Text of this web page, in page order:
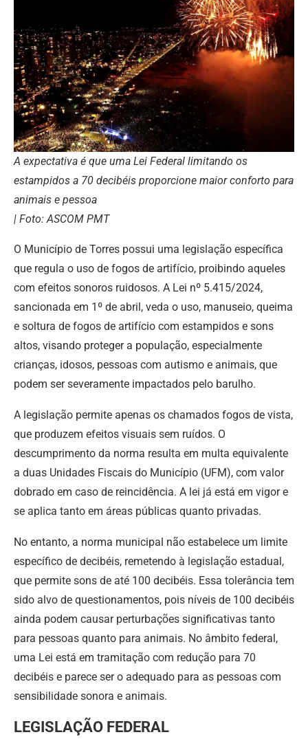
A expectativa é que uma Lei Federal limitando os
estampidos a 70 decibéis proporcione maior conforto para
animais e pessoa
| Foto: ASCOM PMT
O Município de Torres possui uma legislação específica
que regula o uso de fogos de artifício, proibindo aqueles
com efeitos sonoros ruidosos. A Lei nº 5.415/2024,
sancionada em 1º de abril, veda o uso, manuseio, queima
e soltura de fogos de artifício com estampidos e sons
altos, visando proteger a população, especialmente
crianças, idosos, pessoas com autismo e animais, que
podem ser severamente impactados pelo barulho.
A legislação permite apenas os chamados fogos de vista,
que produzem efeitos visuais sem ruídos. O
descumprimento da norma resulta em multa equivalente
a duas Unidades Fiscais do Município (UFM), com valor
dobrado em caso de reincidência. A lei já está em vigor e
se aplica tanto em áreas públicas quanto privadas.
No entanto, a norma municipal não estabelece um limite
específico de decibéis, remetendo à legislação estadual,
que permite sons de até 100 decibéis. Essa tolerância tem
sido alvo de questionamentos, pois níveis de 100 decibéis
ainda podem causar perturbações significativas tanto
para pessoas quanto para animais. No âmbito federal,
uma Lei está em tramitação com redução para 70
decibéis e parece ser o adequado para as pessoas com
sensibilidade sonora e animais.
LEGISLAÇÃO FEDERAL